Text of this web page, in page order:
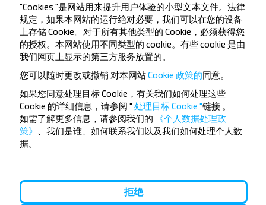
Myadzyel
Minsk
购买
热门目的地从 Gomel
Gomel
Pastavy
购买
"Cookies "是网站用来提升用户体验的小型文本文件。法律
规定，如果本网站的运行绝对必要，我们可以在您的设备
上存储 Cookie。对于所有其他类型的 Cookie，必须获得您
的授权。本网站使用不同类型的 cookie。有些 cookie 是由
我们网页上显示的第三方服务放置的。
您可以随时更改或撤销 对本网站Cookie 政策的同意。
如果您同意处理目标 Cookie，有关我们如何处理这些
Cookie 的详细信息，请参阅 " 处理目标 Cookie "链接
如需了解更多信息，请参阅我们的
《个人数据处理政
策》
、我们是谁、如何联系我们以及我们如何处理个人数
据。
拒绝